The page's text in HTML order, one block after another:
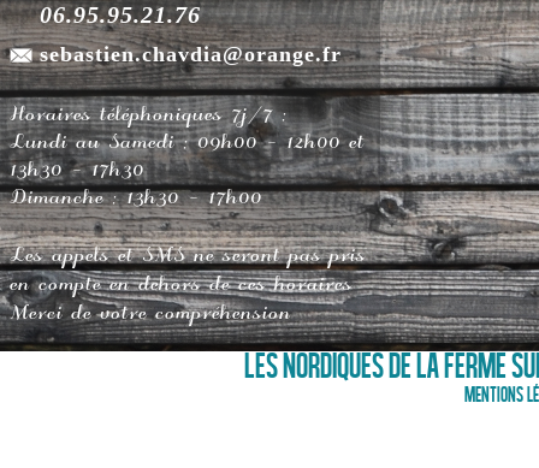
06.95.95.21.76
sebastien.chavdia@orange.fr
Horaires téléphoniques 7j/7 :
Lundi au Samedi : 09h00 - 12h00 et
13h30 - 17h30
Dimanche : 13h30 - 17h00
Les appels et SMS ne seront pas pris
en compte en dehors de ces horaires
Merci de votre compréhension
LES NORDIQUES DE LA FERME
Mentions